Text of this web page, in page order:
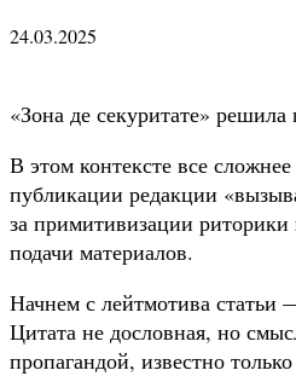
24.03.2025
«Зона де секуритате»
В этом контексте все
публикации редакции
за примитивизации риторики
подачи материалов.
Начнем с лейтмотива
Цитата не дословная, но
пропагандой, известно